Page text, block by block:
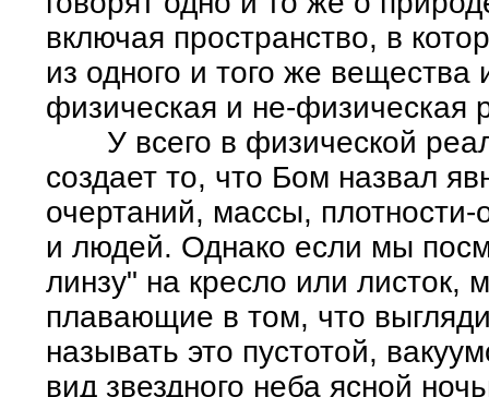
включая пространство, в
из одного и того же вещества
физическая и не-физическая
У всего в физической
создает то, что Бом назвал
очертаний, массы, плотности-
и людей. Однако если мы
линзу" на кресло или
плавающие в том, что
называть это пустотой,
вид звездного неба ясной